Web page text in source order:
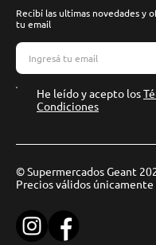
Recibí las ultimas novedades y
tu email
He leído y acepto los
Condiciones
© Supermercados Geant
Precios válidos